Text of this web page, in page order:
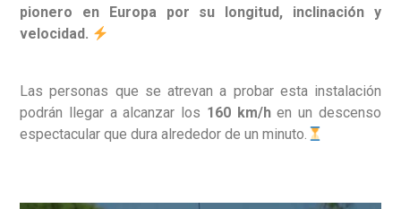
pionero en Europa por su longitud, inclinación y
velocidad.
Las personas que se atrevan a probar esta instalación
podrán llegar a alcanzar los 160 km/hen un descenso
espectacular que dura alrededor de un minuto.